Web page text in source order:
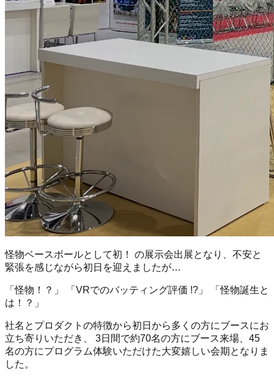
怪物ベースボールとして初！ の展示会出展となり、不安と
緊張を感じながら初日を迎えましたが…
「怪物！？」 「VRでのバッティング評価 !?」 「怪物誕生と
は！？」
社名とプロダクトの特徴から初日から多くの方にブースにお
立ち寄りいただき、 3日間で約70名の方にブース来場、45
名の方にプログラム体験いただけた大変嬉しい会期となりま
した。